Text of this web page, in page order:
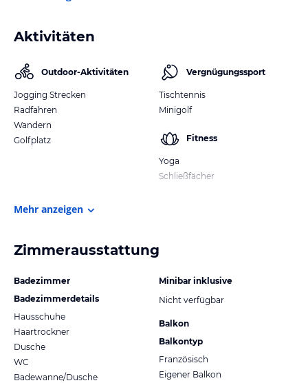
Aktivitäten
Outdoor-Aktivitäten
Jogging Strecken
Radfahren
Wandern
Golfplatz
Vergnügungssport
Tischtennis
Minigolf
Fitness
Yoga
Schließfächer
Mehr anzeigen
Zimmerausstattung
Badezimmer
Badezimmerdetails
Hausschuhe
Haartrockner
Dusche
WC
Badewanne/Dusche
Minibar inklusive
Nicht verfügbar
Balkon
Balkontyp
Französisch
Eigener Balkon